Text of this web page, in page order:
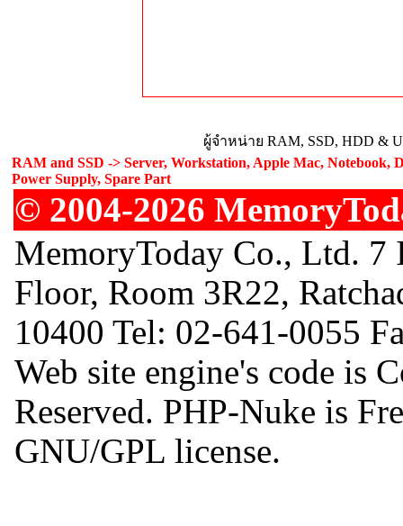
ผู้จำหน่าย RAM, SSD, HDD &
RAM and SSD -> Server, Workstation, Apple Mac, Notebook,
Power Supply, Spare Part
© 2004-2026
MemoryToday Co., Ltd.
Floor, Room 3R22,
10400 Tel: 02-641-0055
Web site engine's code is
Reserved. PHP-Nuke is
GNU/GPL license.